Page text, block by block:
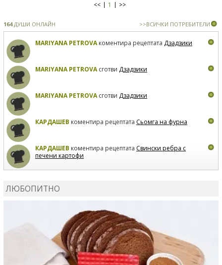
<< 1 >>
164ДУШИ ОНЛАЙН >>ВСИЧКИ ПОТРЕБИТЕЛИ
MARIYANA PETROVAкоментира рецептата Дзадзики
MARIYANA PETROVAсготви Дзадзики
MARIYANA PETROVAсготви Дзадзики
КАРДАШЕВ коментира рецептата Сьомга на фурна
КАРДАШЕВ коментира рецептата Свински ребра с
печени картофи
ЛЮБОПИТНО